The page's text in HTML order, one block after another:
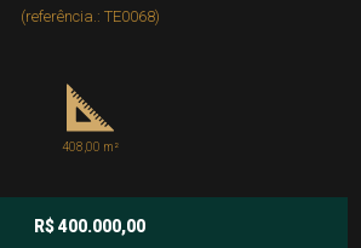
(referência.: TE0068)
408,00 m²
R$ 400.000,00